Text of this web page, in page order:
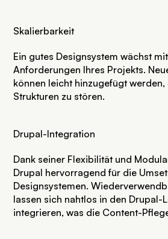
Skalierbarkeit
Ein gutes Designsystem wächst
Anforderungen Ihres Projekts.
können leicht hinzugefügt
Strukturen zu stören.
Drupal-Integration
Dank seiner Flexibilität und
Drupal hervorragend für die
Designsystemen.
lassen sich nahtlos in den Drupal-
integrieren, was die Content-